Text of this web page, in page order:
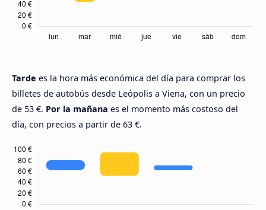
Tarde es la hora más económica del día para comprar los
billetes de autobús desde Leópolis a Viena, con un precio
de 53 €. Por la mañana es el momento más costoso del
día, con precios a partir de 63 €.